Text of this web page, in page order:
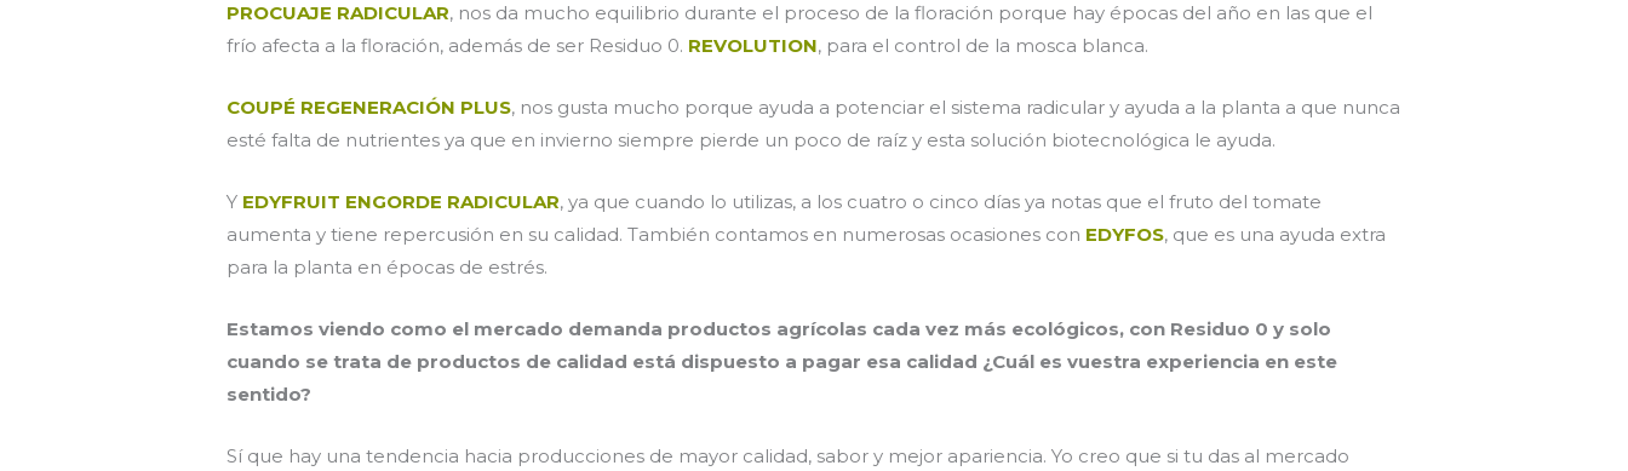
PROCUAJE RADICULAR, nos da mucho equilibrio durante el proceso de la floración porque hay épocas del año en las que el
frío afecta a la floración, además de ser Residuo 0. REVOLUTION, para el control de la mosca blanca.
COUPÉ REGENERACIÓN PLUS, nos gusta mucho porque ayuda a potenciar el sistema radicular y ayuda a la planta a que nunca
esté falta de nutrientes ya que en invierno siempre pierde un poco de raíz y esta solución biotecnológica le ayuda.
Y EDYFRUIT ENGORDE RADICULAR, ya que cuando lo utilizas, a los cuatro o cinco días ya notas que el fruto del tomate
aumenta y tiene repercusión en su calidad. También contamos en numerosas ocasiones con EDYFOS, que es una ayuda extra
para la planta en épocas de estrés.
Estamos viendo como el mercado demanda productos agrícolas cada vez más ecológicos, con Residuo 0 y solo
cuando se trata de productos de calidad está dispuesto a pagar esa calidad ¿Cuál es vuestra experiencia en este
sentido?
Sí que hay una tendencia hacia producciones de mayor calidad, sabor y mejor apariencia. Yo creo que si tu das al mercado